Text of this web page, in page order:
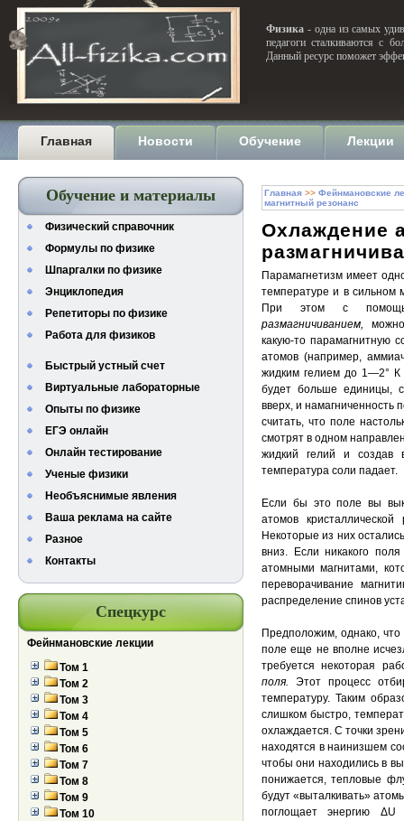
Физика - одна из самых
педагоги сталкиваются с
Данный ресурс поможет
Главная Новости Обучение Лекции
Обучение и материалы
Физический справочник
Формулы по физике
Шпаргалки по физике
Энциклопедия
Репетиторы по физике
Работа для физиков
Быстрый устный счет
Виртуальные лабораторные
Опыты по физике
ЕГЭ онлайн
Онлайн тестирование
Ученые физики
Необъяснимые явления
Ваша реклама на сайте
Разное
Контакты
Спецкурс
Фейнмановские лекции
Том 1
Том 2
Том 3
Том 4
Том 5
Том 6
Том 7
Том 8
Том 9
Том 10
Главная >> Фейнмановские
магнитный резонанс
Охлаждение
Парамагнетизм имеет
температуре и в сильном
При этом с
размагничиванием,
какую-то парамагнитную
атомов (например,
жидким гелием до 1—2° К
будет больше единицы,
вверх, и намагниченность
считать, что поле
смотрят в одном
жидкий гелий и создав
температура соли падает.
Если бы это поле вы
атомов
Некоторые из них
вниз. Если никакого
атомными магнитами,
переворачивание
распределение спинов
Предположим, однако, что
поле еще не вполне
требуется некоторая
поля. Этот процесс
температуру. Таким
слишком быстро,
охлаждается. С точки
находятся в наинизшем
чтобы они находились в
понижается, тепловые
будут «выталкивать»
поглощает энергию